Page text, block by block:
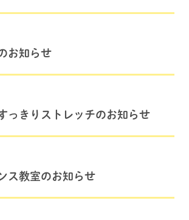
お知らせ
っきりストレッチのお知らせ
ス教室のお知らせ